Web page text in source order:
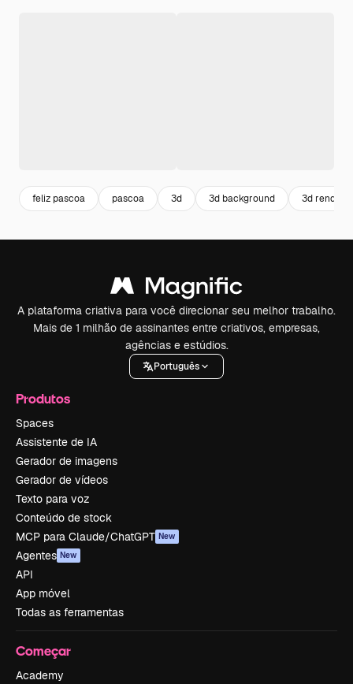
feliz pascoa pascoa 3d 3d background 3d render
A plataforma criativa para você direcionar seu melhor trabalho.
Mais de 1 milhão de assinantes entre criativos, empresas,
agências e estúdios.
Português
Produtos
Spaces
Assistente de IA
Gerador de imagens
Gerador de vídeos
Texto para voz
Conteúdo de stock
MCP para Claude/ChatGPT New
Agentes New
API
App móvel
Todas as ferramentas
Começar
Academy